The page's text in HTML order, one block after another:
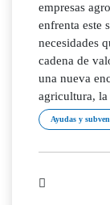
empresas
enfrenta este
necesidades
cadena de
una nueva
agricultura,
Ayudas y